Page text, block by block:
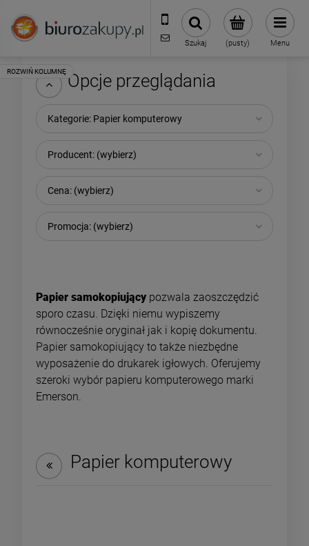
32 70 50 250
sklep@biurozakupy.pl
(pusty)
Szukaj Menu
Opcje przeglądania
Kategorie: Papier komputerowy
Producent: (wybierz)
Cena: (wybierz)
Promocja: (wybierz)
Papier samokopiujący pozwala zaoszczędzić
sporo czasu. Dzięki niemu wypiszemy
równocześnie oryginał jak i kopię dokumentu.
Papier samokopiujący to także niezbędne
wyposażenie do drukarek igłowych. Oferujemy
szeroki wybór papieru komputerowego marki
Emerson.
Papier komputerowy